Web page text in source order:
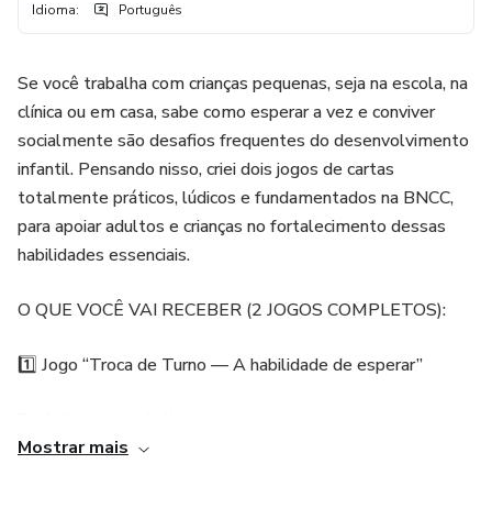
Idioma: Português
Se você trabalha com crianças pequenas, seja na escola, na
clínica ou em casa, sabe como esperar a vez e conviver
socialmente são desafios frequentes do desenvolvimento
infantil. Pensando nisso, criei dois jogos de cartas
totalmente práticos, lúdicos e fundamentados na BNCC,
para apoiar adultos e crianças no fortalecimento dessas
habilidades essenciais.
O QUE VOCÊ VAI RECEBER (2 JOGOS COMPLETOS):
1️⃣ Jogo “Troca de Turno — A habilidade de esperar”
Mostrar mais